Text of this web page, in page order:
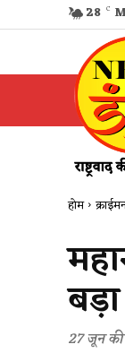
28 C
होम
27 जून की